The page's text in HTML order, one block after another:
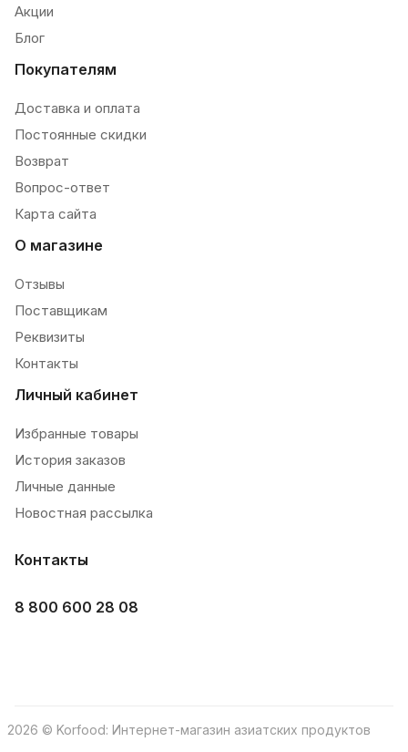
Акции
Блог
Покупателям
Доставка и оплата
Постоянные скидки
Возврат
Вопрос-ответ
Карта сайта
О магазине
Отзывы
Поставщикам
Реквизиты
Контакты
Личный кабинет
Избранные товары
История заказов
Личные данные
Новостная рассылка
Контакты
8 800 600 28 08
2026 © Korfood: Интернет-магазин азиатских продуктов